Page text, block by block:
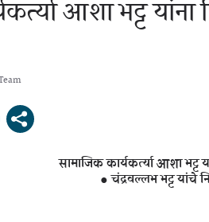
आशा भट्ट
सामाजिक कार्यकर्त्या आशा भट्ट
● चंद्रवल्लभ भट्ट यांचे